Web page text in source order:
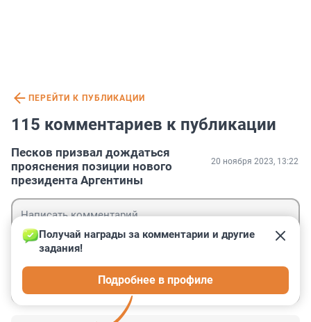
ПЕРЕЙТИ К ПУБЛИКАЦИИ
115 комментариев к публикации
Песков призвал дождаться
прояснения позиции нового
президента Аргентины
20 ноября 2023, 13:22
Получай награды за комментарии и другие
задания!
Подробнее в профиле